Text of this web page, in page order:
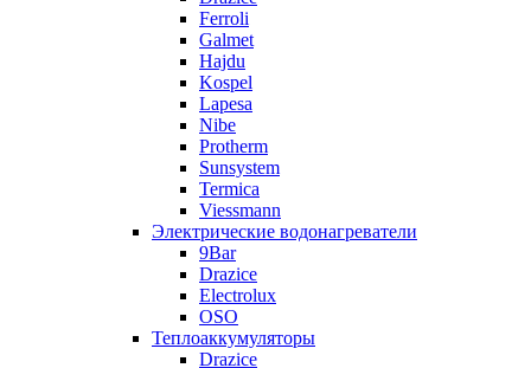
Ferroli
Galmet
Hajdu
Kospel
Lapesa
Nibe
Protherm
Sunsystem
Termica
Viessmann
Электрические водонагреватели
9Bar
Drazice
Electrolux
OSO
Теплоаккумуляторы
Drazice